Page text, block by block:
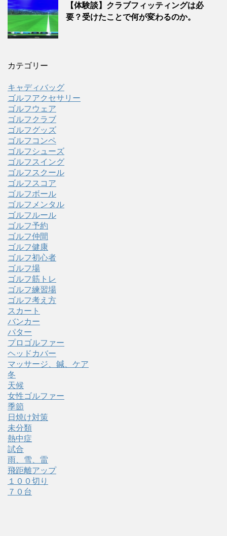
【体験談】クラブフィッティングは必
要？受けたことで何が変わるのか。
カテゴリー
キャディバッグ
ゴルフアクセサリー
ゴルフウェア
ゴルフクラブ
ゴルフグッズ
ゴルフコンペ
ゴルフシューズ
ゴルフスイング
ゴルフスクール
ゴルフスコア
ゴルフボール
ゴルフメンタル
ゴルフルール
ゴルフ予約
ゴルフ仲間
ゴルフ健康
ゴルフ初心者
ゴルフ場
ゴルフ筋トレ
ゴルフ練習場
ゴルフ考え方
スカート
バンカー
パター
プロゴルファー
ヘッドカバー
マッサージ、鍼、ケア
冬
天候
女性ゴルファー
季節
日焼け対策
未分類
熱中症
試合
雨、雪、雷
飛距離アップ
１００切り
７０台